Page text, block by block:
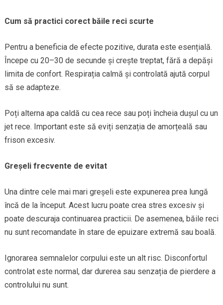
Cum să practici corect băile reci scurte
Pentru a beneficia de efecte pozitive, durata este esențială.
Începe cu 20–30 de secunde și crește treptat, fără a depăși
limita de confort. Respirația calmă și controlată ajută corpul
să se adapteze.
Poți alterna apa caldă cu cea rece sau poți încheia dușul cu un
jet rece. Important este să eviți senzația de amorțeală sau
frison excesiv.
Greșeli frecvente de evitat
Una dintre cele mai mari greșeli este expunerea prea lungă
încă de la început. Acest lucru poate crea stres excesiv și
poate descuraja continuarea practicii. De asemenea, băile reci
nu sunt recomandate în stare de epuizare extremă sau boală.
Ignorarea semnalelor corpului este un alt risc. Disconfortul
controlat este normal, dar durerea sau senzația de pierdere a
controlului nu sunt.